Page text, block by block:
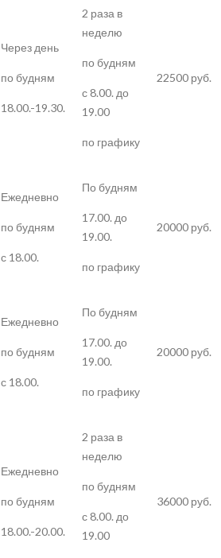
Через день
по будням
18.00.-19.30.
2 раза в
неделю
по будням
с 8.00. до
19.00
по графику
22500 руб.
Ежедневно
по будням
с 18.00.
По будням
17.00. до
19.00.
по графику
20000 руб.
Ежедневно
по будням
с 18.00.
По будням
17.00. до
19.00.
по графику
20000 руб.
Ежедневно
по будням
18.00.-20.00.
2 раза в
неделю
по будням
с 8.00. до
19.00
36000 руб.